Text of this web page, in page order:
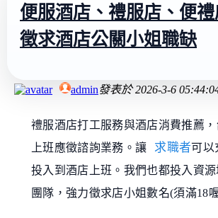
便服酒店、禮服店、便
徵求酒店公關小姐職缺
admin發表於2026-3-6
禮服酒店打工服務與酒店消費推薦
上班應徵諮詢業務。讓
求職者可以
投入到酒店上班。我們也都投入資
團隊，強力徵求店小姐數名(須滿18